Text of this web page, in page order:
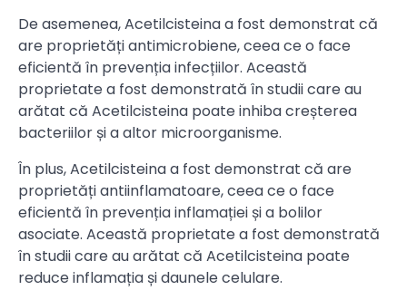
De asemenea, Acetilcisteina a fost demonstrat că
are proprietăți antimicrobiene, ceea ce o face
eficientă în prevenția infecțiilor. Această
proprietate a fost demonstrată în studii care au
arătat că Acetilcisteina poate inhiba creșterea
bacteriilor și a altor microorganisme.
În plus, Acetilcisteina a fost demonstrat că are
proprietăți antiinflamatoare, ceea ce o face
eficientă în prevenția inflamației și a bolilor
asociate. Această proprietate a fost demonstrată
în studii care au arătat că Acetilcisteina poate
reduce inflamația și daunele celulare.